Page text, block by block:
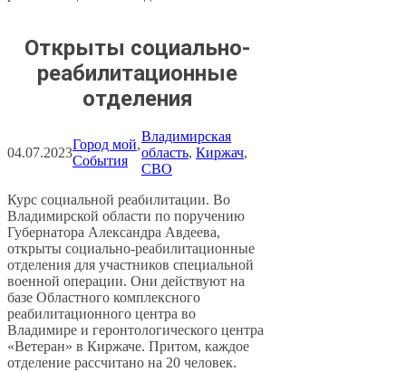
Открыты социально-
реабилитационные
отделения
04.07.2023
Город мой ,
События
Владимирская
область, Киржач
СВО
Курс социальной реабилитации. Во
Владимирской области по поручению
Губернатора Александра Авдеева,
открыты социально-реабилитационные
отделения для участников специальной
военной операции. Они действуют на
базе Областного комплексного
реабилитационного центра во
Владимире и геронтологического центра
«Ветеран» в Киржаче. Притом, каждое
отделение рассчитано на 20 человек.